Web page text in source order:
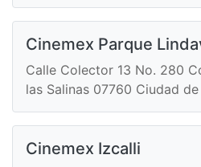
Cinemex Parque
Calle Colector 13 No. 280
las Salinas 07760 Ciudad
Cinemex Izcalli